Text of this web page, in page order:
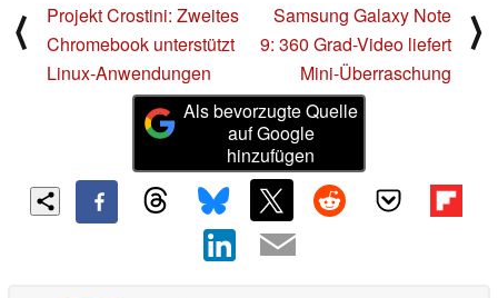
⟨
Projekt Crostini: Zweites
Chromebook unterstützt
Linux-Anwendungen
Samsung Galaxy Note
9: 360 Grad-Video liefert
Mini-Überraschung
⟩
Als bevorzugte Quelle
auf Google
hinzufügen